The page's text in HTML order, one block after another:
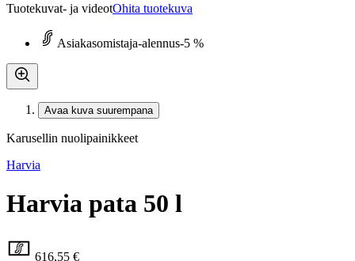
Tuotekuvat- ja videotOhita tuotekuva
Asiakasomistaja-alennus-5 %
Avaa kuva suurempana
Karusellin nuolipainikkeet
Harvia
Harvia pata 50 l
616,55 €